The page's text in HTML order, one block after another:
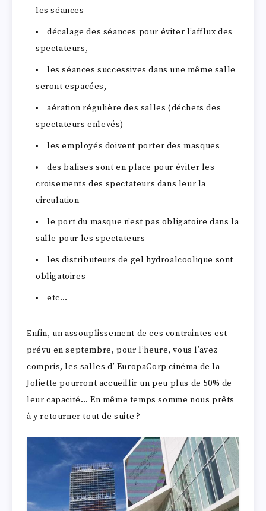
les séances
décalage des séances pour éviter l’afflux des
spectateurs,
les séances successives dans une même salle
seront espacées,
aération régulière des salles (déchets des
spectateurs enlevés)
les employés doivent porter des masques
des balises sont en place pour éviter les
croisements des spectateurs dans leur la
circulation
le port du masque n’est pas obligatoire dans la
salle pour les spectateurs
les distributeurs de gel hydroalcoolique sont
obligatoires
etc…
Enfin, un assouplissement de ces contraintes est
prévu en septembre, pour l’heure, vous l’avez
compris, les salles d’ EuropaCorp cinéma de la
Joliette pourront accueillir un peu plus de 50% de
leur capacité… En même temps somme nous prêts
à y retourner tout de suite ?